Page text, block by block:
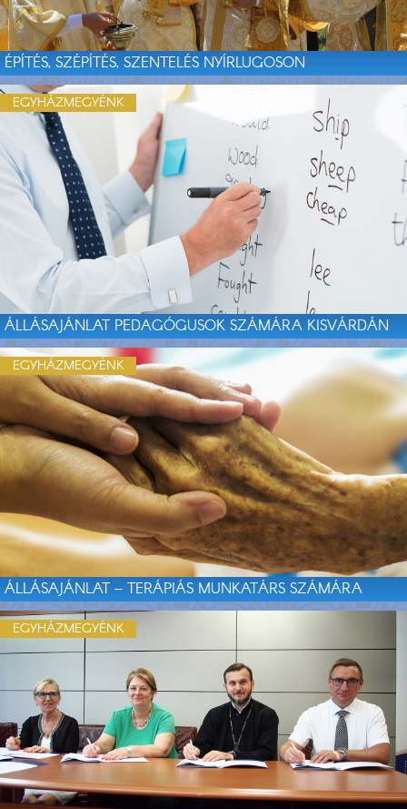
ÉPÍTÉS, SZÉPÍTÉS, SZENTELÉS NYÍRLUGOSON
ÁLLÁSAJÁNLAT PEDAGÓGUSOK SZÁMÁRA KISVÁRDÁN
EGYHÁZMEGYÉNK
ÁLLÁSAJÁNLAT – TERÁPIÁS MUNKATÁRS SZÁMÁRA
EGYHÁZMEGYÉNK
EGYHÁZMEGYÉNK